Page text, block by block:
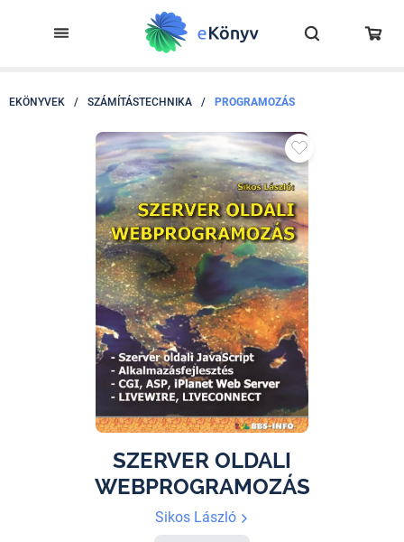
EKÖNYVEK / SZÁMÍTÁSTECHNIKA / PROGRAMOZÁS
SZERVER OLDALI
WEBPROGRAMOZÁS
Sikos László